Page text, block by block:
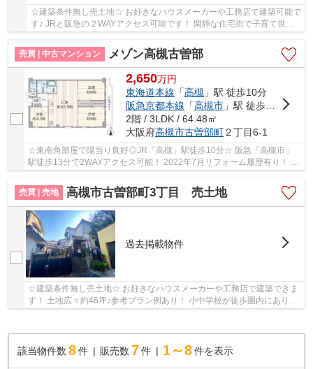
☆建築条件無し売土地☆ お好きなハウスメーカーや工務店で建築可能で
す♪ JRと阪急の２WAYアクセス可能です！ 閑静な住宅街で子育て世代
にもオススメです♪
売買 | 中古マンション
メゾン高槻古曽部
2,650万円
東海道本線 「高槻」駅 徒歩10分
阪急京都本線 「高槻市」駅 徒歩13分
2階 / 3LDK / 64.48㎡
大阪府高槻市古曽部町２丁目6-1
☆東南角部屋で陽当り良好◎JR「高槻」駅徒歩10分☆ 阪急「高槻市」
駅徒歩13分で2WAYアクセス可能！ 2022年7月リフォーム履歴有り！ 周
売買 | 売地
高槻市古曽部町3丁目 売土地
過去掲載物件
☆建築条件無し売土地☆ お好きなハウスメーカーや工務店で建築できま
す！ 土地広々約46坪♪参考プラン例あり！ 小中学校が徒歩圏内にあり◎
該当物件数 8件 販売数 7 件 1～8 件を表示